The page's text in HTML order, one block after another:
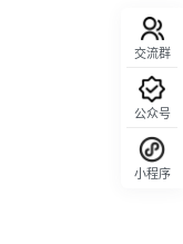
交流群
公众号
小程序